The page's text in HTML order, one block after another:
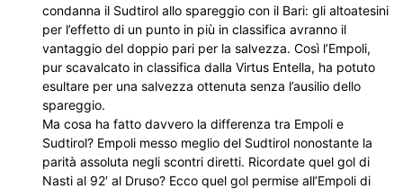
condanna il Sudtirol allo spareggio con il Bari: gli altoatesini
per l’effetto di un punto in più in classifica avranno il
vantaggio del doppio pari per la salvezza. Così l’Empoli,
pur scavalcato in classifica dalla Virtus Entella, ha potuto
esultare per una salvezza ottenuta senza l’ausilio dello
spareggio.
Ma cosa ha fatto davvero la differenza tra Empoli e
Sudtirol? Empoli messo meglio del Sudtirol nonostante la
parità assoluta negli scontri diretti. Ricordate quel gol di
Nasti al 92′ al Druso? Ecco quel gol permise all’Empoli di